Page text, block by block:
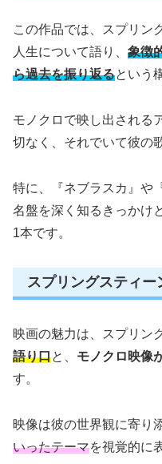
この作品では、スプリン
人生について語り、 象徴
ら過去を振り返るという
モノクロで映し出される
切なく、それでいて彼の
特に、『ネブラスカ』や
名盤を深く知るきっかけ
1本です。
スプリングスティ
映画の魅力は、スプリン
語り口と、 モノクロ映像
す。
映像は彼の世界観に寄り
いったテーマを視覚的に